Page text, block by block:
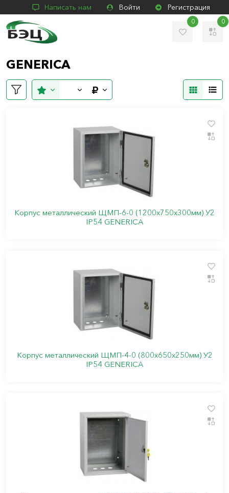
Написать нам Войти Регистрация
0 0
GENERICA
Корпус металлический ЩМП-6-0 (1200х750х300мм) У2
IP54 GENERICA
Корпус металлический ЩМП-4-0 (800х650х250мм) У2
IP54 GENERICA